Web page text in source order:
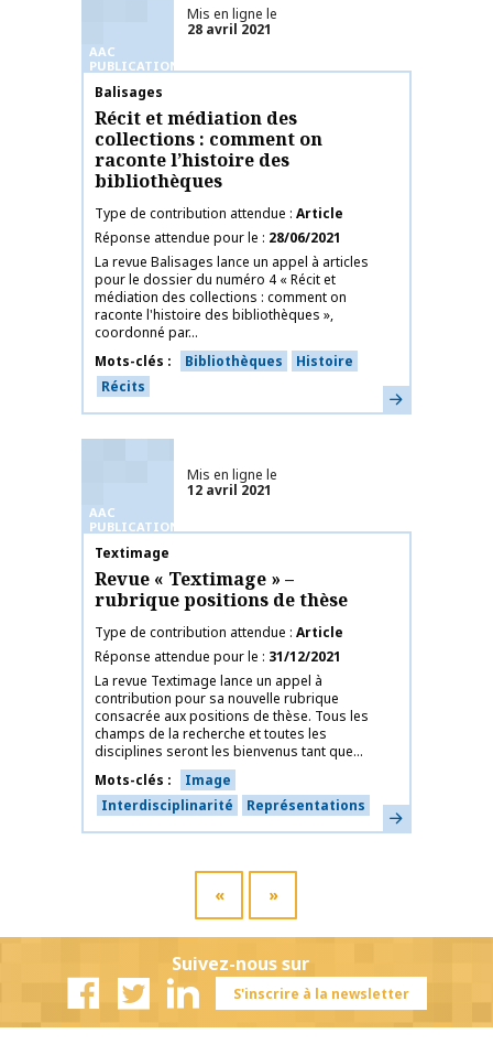
AAC
PUBLICATIONS
Mis en ligne le
28 avril 2021
Nom de la publication
Balisages
Récit et médiation des
collections : comment on
raconte l’histoire des
bibliothèques
Type de contribution attendue Article
Réponse attendue pour le
28/06/2021
La revue Balisages lance un appel à articles
pour le dossier du numéro 4 « Récit et
médiation des collections : comment on
raconte l'histoire des bibliothèques »,
coordonné par...
Mots-clés
Bibliothèques
Histoire
Récits
En savoir plus
AAC
PUBLICATIONS
Mis en ligne le
12 avril 2021
Nom de la publication
Textimage
Revue « Textimage » –
rubrique positions de thèse
Type de contribution attendue Article
Réponse attendue pour le
31/12/2021
La revue Textimage lance un appel à
contribution pour sa nouvelle rubrique
consacrée aux positions de thèse. Tous les
champs de la recherche et toutes les
disciplines seront les bienvenus tant que...
Mots-clés
Image
Interdisciplinarité
Représentations En savoir plus
« »
Suivez-nous sur
S'inscrire à la newsletter